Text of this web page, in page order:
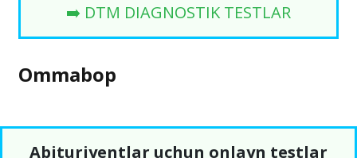
➡️ DTM DIAGNOSTIK TESTLAR
Ommabop
Abituriyentlar uchun onlayn testlar